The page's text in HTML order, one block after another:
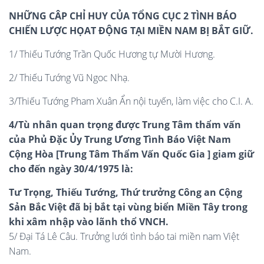
NHỮNG CÂP CHỈ HUY CỦA TỔNG CỤC 2 TÌNH BÁO
CHIẾN LƯỢC HỌAT ĐỘNG TẠI MIỀN NAM BỊ BẮT GIỮ.
1/ Thiếu Tướng Trần Quốc Hương tự Mười Hương.
2/ Thiếu Tướng Vũ Ngoc Nhạ.
3/Thiếu Tướng Pham Xuân Ẩn nội tuyến, làm việc cho C.I. A.
4/Tù nhân quan trọng được Trung Tâm thẩm vấn
của Phủ Đặc Ủy Trung Ương Tình Báo Việt Nam
Cộng Hòa [Trung Tâm Thẩm Vấn Quốc Gia ]giam giữ
cho đến ngày 30/4/1975 là:
Tư Trọng, Thiếu Tướng, Thứ trưởng Công an Cộng
Sản Bắc Việt đã bị bắt tại vùng biển Miền Tây trong
khi xâm nhập vào lãnh thổ VNCH.
5/ Đại Tá Lê Câu. Trưởng lưới tình báo tai miền nam Việt
Nam.